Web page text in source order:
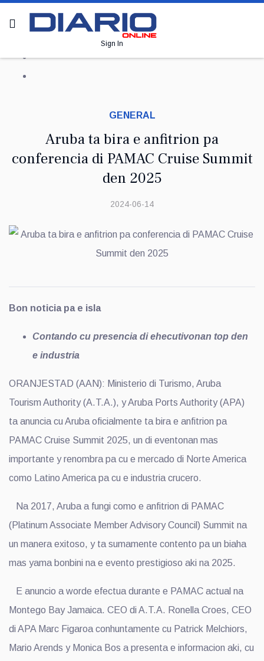
Sign In
GENERAL
Aruba ta bira e anfitrion pa
conferencia di PAMAC Cruise Summit
den 2025
2024-06-14
Bon noticia pa e isla
Contando cu presencia di ehecutivonan top den
e industria
ORANJESTAD (AAN): Ministerio di Turismo, Aruba
Tourism Authority (A.T.A.), y Aruba Ports Authority (APA)
ta anuncia cu Aruba oficialmente ta bira e anfitrion pa
PAMAC Cruise Summit 2025, un di eventonan mas
importante y renombra pa cu e mercado di Norte America
como Latino America pa cu e industria crucero.
Na 2017, Aruba a fungi como e anfitrion di PAMAC
(Platinum Associate Member Advisory Council) Summit na
un manera exitoso, y ta sumamente contento pa un biaha
mas yama bonbini na e evento prestigioso aki na 2025.
E anuncio a worde efectua durante e PAMAC actual na
Montego Bay Jamaica. CEO di A.T.A. Ronella Croes, CEO
di APA Marc Figaroa conhuntamente cu Patrick Melchiors,
Mario Arends y Monica Bos a presenta e informacion aki, cu